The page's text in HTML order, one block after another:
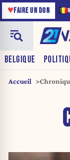
♥FAIRE UN DON
BELGIQUE
Accueil